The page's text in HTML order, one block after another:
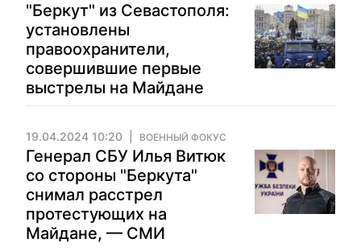
"Беркут" из Севастополя:
установлены
правоохранители,
совершившие первые
выстрелы на Майдане
19.04.2024 10:20 ВОЕННЫЙ ФОКУС
Генерал СБУ Илья Витюк
со стороны "Беркута"
снимал расстрел
протестующих на
Майдане, — СМИ